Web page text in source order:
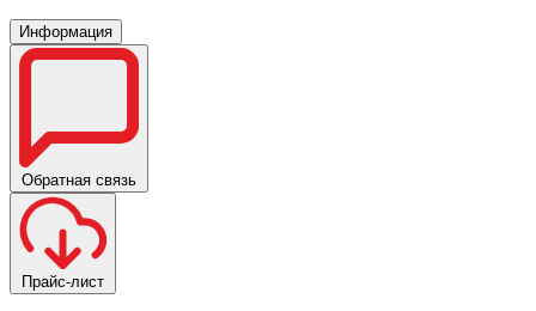
Информация
Обратная связь
Прайс-лист